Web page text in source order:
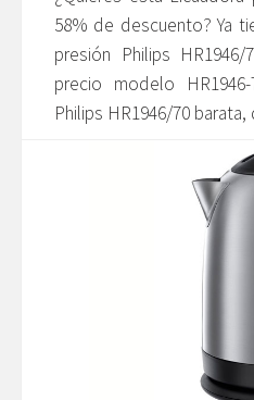
58% de descuento? Ya
presión Philips
precio modelo
Philips HR1946/70 barata,